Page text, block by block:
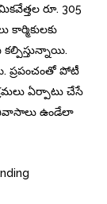
రూ. 305
ప్రపంచంతో పోటీ
ఏర్పాటు చేసే
నివాసాలు ఉండేలా